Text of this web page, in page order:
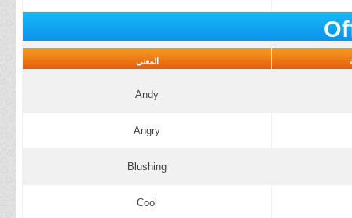
المعنى
Andy
Angry
Blushing
Cool